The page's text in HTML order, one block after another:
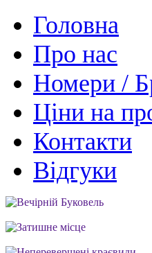
Головна
Про нас
Номери /
Ціни на
Контакти
Відгуки